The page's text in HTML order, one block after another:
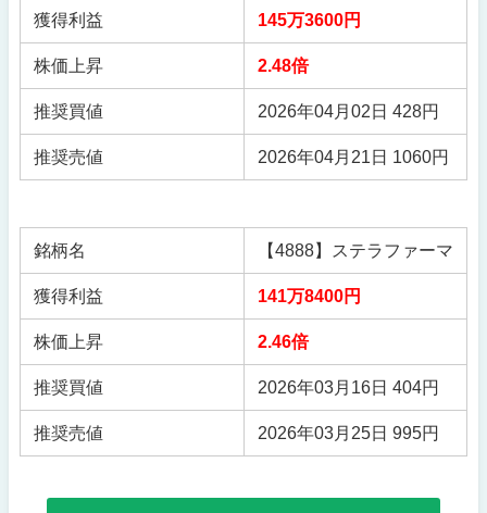
獲得利益 145万3600円
株価上昇 2.48倍
推奨買値 2026年04月02日 428円
推奨売値 2026年04月21日 1060円
銘柄名 【4888】ステラファーマ
獲得利益 141万8400円
株価上昇 2.46倍
推奨買値 2026年03月16日 404円
推奨売値 2026年03月25日 995円